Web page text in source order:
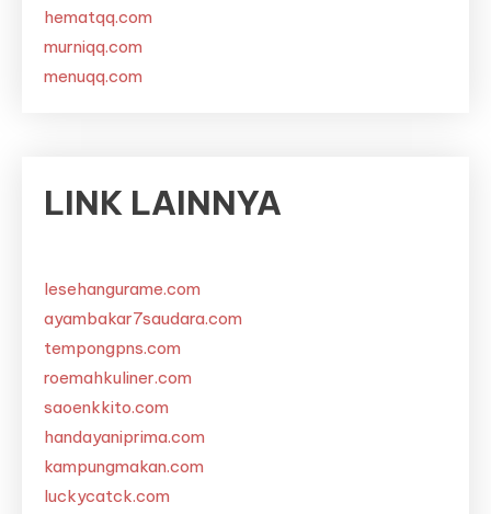
hematqq.com
murniqq.com
menuqq.com
LINK LAINNYA
lesehangurame.com
ayambakar7saudara.com
tempongpns.com
roemahkuliner.com
saoenkkito.com
handayaniprima.com
kampungmakan.com
luckycatck.com